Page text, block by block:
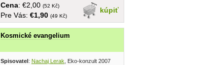
kúpiť
Cena: €2,00 (52 Kč)
Pre Vás: €1,90 (49 Kč)
Kosmické evangelium
Spisovatel : Nachaj Lerak , Eko-konzult 2007